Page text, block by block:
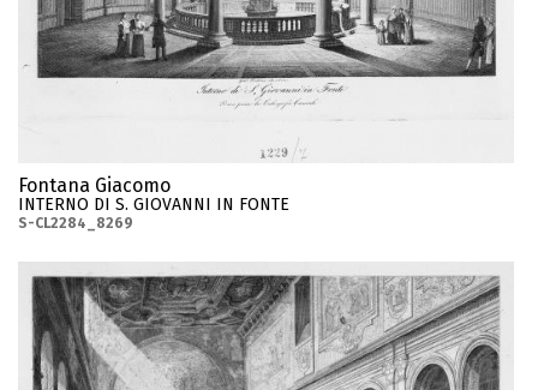
Fontana Giacomo
INTERNO DI S. GIOVANNI IN FONTE
S-CL2284_8269